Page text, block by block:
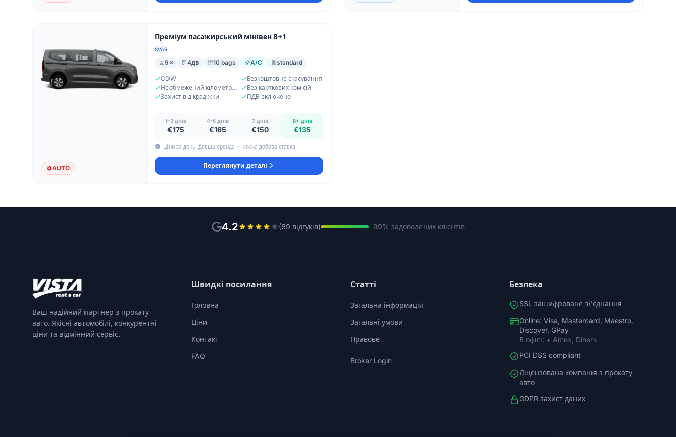
AUTO
Преміум пасажирський мінівен 8+1
SVAR
9× 4дв 10 bags A/C standard
CDW
Безкоштовне скасування
Необмежений кілометраж
Без карткових комісій
Захист від крадіжки
ПДВ включено
1–3 днів
€175
4–6 днів
€165
7 днів
€150
8+ днів
€135
Ціни за день. Довша оренда = нижча добова ставка.
Переглянути деталі
4.2 (69 відгуків) · 99% задоволених клієнтів
Ваш надійний партнер з прокату
авто. Якісні автомобілі, конкурентні
ціни та відмінний сервіс.
Швидкі посилання
Головна
Ціни
Контакт
FAQ
Статті
Загальна інформація
Загальні умови
Правове
Broker Login
Безпека
SSL зашифроване з\'єднання
Online: Visa, Mastercard, Maestro,
Discover, GPay
В офісі: + Amex, Diners
PCI DSS compliant
Ліцензована компанія з прокату
авто
GDPR захист даних